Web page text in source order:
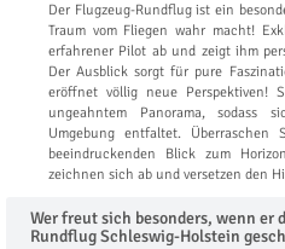
Der Flugzeug-Rundflug ist ein
Traum vom Fliegen wahr macht!
erfahrener Pilot ab und zeigt ihm
Der Ausblick sorgt für pure
eröffnet völlig neue Perspektiven!
ungeahntem Panorama, sodass
Umgebung entfaltet.
beeindruckenden Blick zum
zeichnen sich ab und versetzen den
Wer freut sich besonders, wenn er
Rundflug Schleswig-Holstein